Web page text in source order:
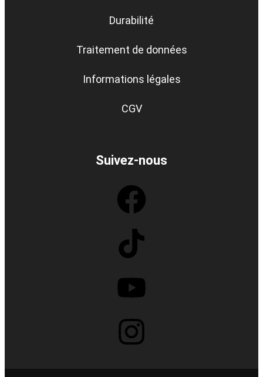
Durabilité
Traitement de données
Informations légales
CGV
Suivez-nous